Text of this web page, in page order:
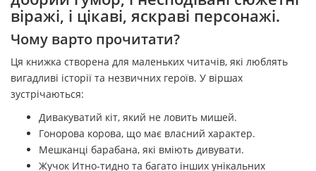
віражі, і цікаві, яскраві персонажі.
Чому варто прочитати?
Ця книжка створена для маленьких читачів, які люблять
вигадливі історії та незвичних героїв. У віршах
зустрічаються:
Дивакуватий кіт, який не ловить мишей.
Гонорова корова, що має власний характер.
Мешканці барабана, які вміють дивувати.
Жучок Итно-тидно та багато інших унікальних